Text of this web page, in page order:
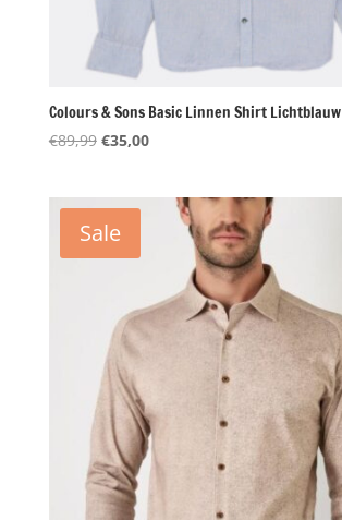
Colours & Sons Basic Linnen Shirt Lichtblauw
€89,99 Oorspronkelijke
€89,99.
€35,00Huidige
€35,00.
Sale